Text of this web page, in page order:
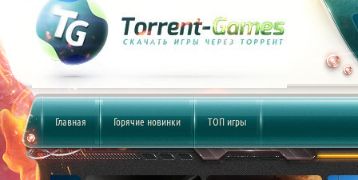
Главная Горячие новинки ТОП игры